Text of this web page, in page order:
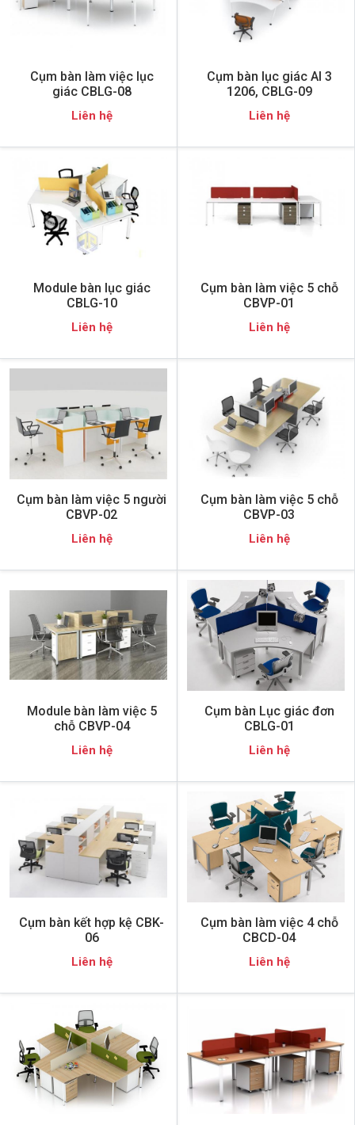
Cụm bàn làm việc lục
giác CBLG-08
Liên hệ
Cụm bàn lục giác AI 3
1206, CBLG-09
Liên hệ
Module bàn lục giác
CBLG-10
Liên hệ
Cụm bàn làm việc 5 chỗ
CBVP-01
Liên hệ
Cụm bàn làm việc 5 người
CBVP-02
Liên hệ
Cụm bàn làm việc 5 chỗ
CBVP-03
Liên hệ
Module bàn làm việc 5
chỗ CBVP-04
Liên hệ
Cụm bàn Lục giác đơn
CBLG-01
Liên hệ
Cụm bàn kết hợp kệ CBK-
06
Liên hệ
Cụm bàn làm việc 4 chỗ
CBCD-04
Liên hệ